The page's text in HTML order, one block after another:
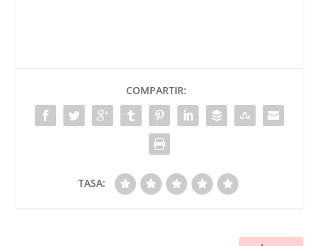
COMPARTIR:
TASA: